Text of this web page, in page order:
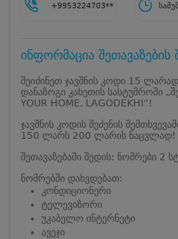
+9953224703**
ინფორმაცია შეთავაზების
შეიძინეთ ჯავშნის კოდი 15
დანაზოგი კახეთის სასტუმროში
YOUR HOME, LAGODEKHI“!
ჯავშნის კოდის შეძენის
150 ლარს 200 ლარის ნაცვლად!
შეთავაზებაში შედის: ნომრები 2
ნომრებში დახვდებათ:
კონდიციონერი
ტელევიზორი
უკაბელო ინტერნეტი
ავეჯი